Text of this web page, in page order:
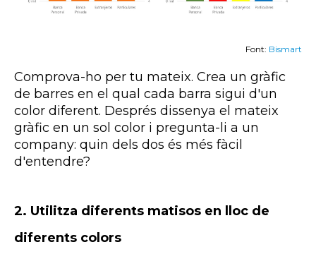
Font: Bismart
Comprova-ho per tu mateix. Crea un gràfic
de barres en el qual cada barra sigui d'un
color diferent. Després dissenya el mateix
gràfic en un sol color i pregunta-li a un
company: quin dels dos és més fàcil
d'entendre?
2. Utilitza diferents matisos en lloc de
diferents colors